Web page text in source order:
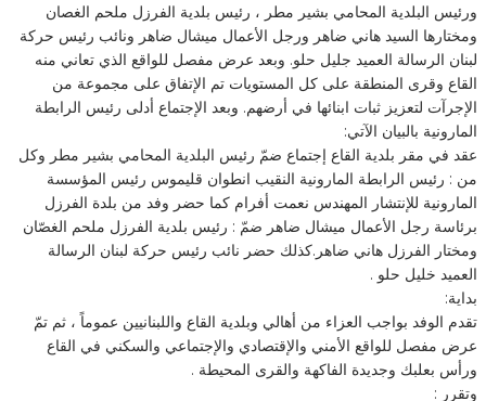
ورئيس البلدية المحامي بشير مطر ، رئيس بلدية الفرزل ملحم الغصان
ومختارها السيد هاني ضاهر ورجل الأعمال ميشال ضاهر ونائب رئيس حركة
لبنان الرسالة العميد جليل حلو. وبعد عرض مفصل للواقع الذي تعاني منه
القاع وقرى المنطقة على كل المستويات تم الإتفاق على مجموعة من
الإجرآت لتعزيز ثبات ابنائها في أرضهم. وبعد الإجتماع أدلى رئيس الرابطة
المارونية بالبيان الآتي:
عقد في مقر بلدية القاع إجتماع ضمّ رئيس البلدية المحامي بشير مطر وكل
من : رئيس الرابطة المارونية النقيب انطوان قليموس رئيس المؤسسة
المارونية للإنتشار المهندس نعمت أفرام كما حضر وفد من بلدة الفرزل
برئاسة رجل الأعمال ميشال ضاهر ضمّ : رئيس بلدية الفرزل ملحم الغصّان
ومختار الفرزل هاني ضاهر.كذلك حضر نائب رئيس حركة لبنان الرسالة
العميد خليل حلو .
بداية:
تقدم الوفد بواجب العزاء من أهالي وبلدية القاع واللبنانيين عموماً ، ثم تمّ
عرض مفصل للواقع الأمني والإقتصادي والإجتماعي والسكني في القاع
ورأس بعلبك وجديدة الفاكهة والقرى المحيطة .
وتقرر :